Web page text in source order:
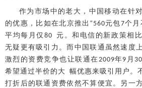
作为市场中的老大，中国移动在针
的优惠，比如在北京推出“ 560元包7个月
平均每月仅 80 元。和电信的新政策相
无疑更有吸引力。而中国联通虽然速度
激烈的资费竞争也让联通在2009年9 月 30
希望通过半价的大 幅优惠来吸引用户。
打折后的联通资费依然不算便宜。另一